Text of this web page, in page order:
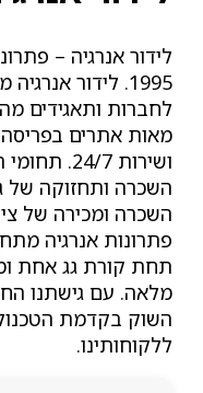
לידור אנרגיה –
1995. לידור
לחברות ותאגידים
מאות אתרים בפריסה
ושירות 24/7.
השכרה ותחזוקה של
השכרה ומכירה של
פתרונות אנרגיה
תחת קורת גג אחת
מלאה. עם גישתנו
השוק בקדמת
ללקוחותינו.